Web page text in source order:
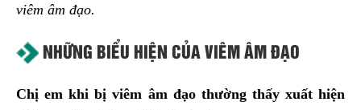
viêm âm đạo.
NHỮNG BIỂU HIỆN CỦA VIÊM ÂM ĐẠO
Chị em khi bị viêm âm đạo thường thấy xuất hiện